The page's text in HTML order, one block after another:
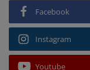
Facebook
Instagram
Youtube